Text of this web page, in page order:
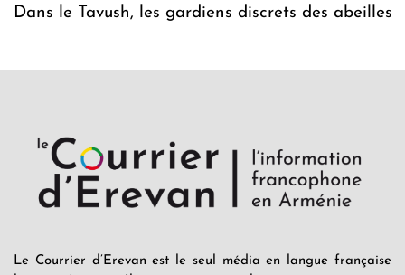
Dans le Tavush, les gardiens discrets des abeilles
Le Courrier d’Erevan est le seul média en langue française